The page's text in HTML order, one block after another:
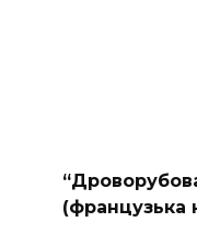
(французька